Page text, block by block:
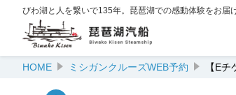
びわ湖と人を繋いで135年。琵琶湖での感動体験をお届
HOME ミシガンクルーズWEB予約 【E